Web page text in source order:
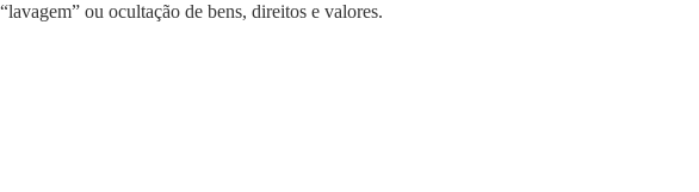
“lavagem” ou ocultação de bens, direitos e valores.